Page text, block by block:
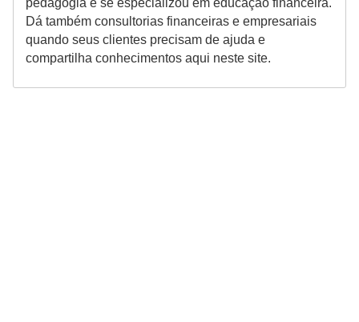
Dá também consultorias financeiras e empresariais
quando seus clientes precisam de ajuda e
compartilha conhecimentos aqui neste site.